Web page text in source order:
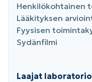
Henkilökohtainen
Lääkityksen
Fyysisen
Sydänfilmi
Laajat